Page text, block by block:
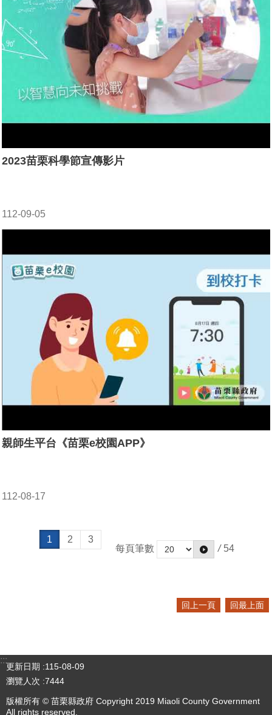
2023苗栗科學節宣傳影片
112-09-05
親師生平台《苗栗e校園APP》
112-08-17
1 2
3
每頁筆數
/ 54
回上一頁 回最上面
:::
更新日期
115-08-09
瀏覽人次 7444
版權所有 © 苗栗縣政府 Copyright 2019 Miaoli County Government
All rights reserved.